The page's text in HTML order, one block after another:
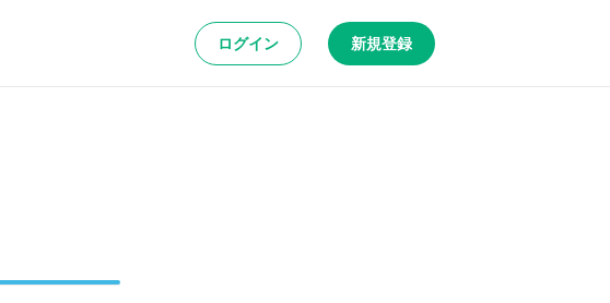
ログイン 新規登録